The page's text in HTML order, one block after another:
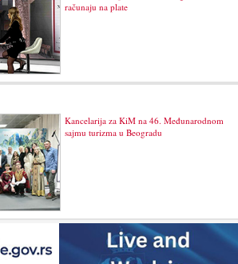
računaju na plate
Kancelarija za KiM na 46. Međunarodnom
sajmu turizma u Beogradu